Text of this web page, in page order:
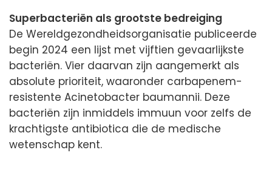
Superbacteriën als grootste bedreiging
De Wereldgezondheidsorganisatie publiceerde
begin 2024 een lijst met vijftien gevaarlijkste
bacteriën. Vier daarvan zijn aangemerkt als
absolute prioriteit, waaronder carbapenem-
resistente Acinetobacter baumannii. Deze
bacteriën zijn inmiddels immuun voor zelfs de
krachtigste antibiotica die de medische
wetenschap kent.